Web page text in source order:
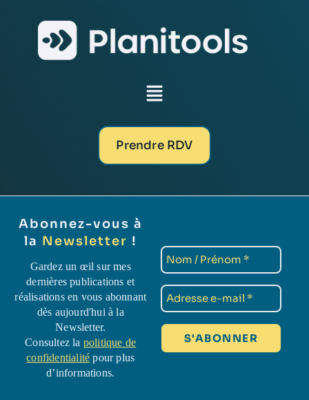
Prendre RDV
Abonnez-vous à
la Newsletter !
Gardez un œil sur mes
dernières publications et
réalisations en vous abonnant
dès aujourd'hui à la
Newsletter.
Consultez la politique de
confidentialité pour plus
d’informations.